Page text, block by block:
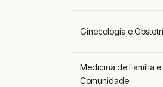
Ginecologia e
Medicina de Família e
Comunidade